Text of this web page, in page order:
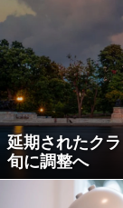
延期されたク
旬に調整へ